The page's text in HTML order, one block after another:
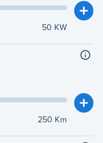
50 KW
250 Km